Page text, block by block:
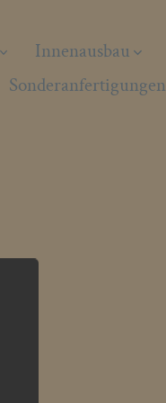
Innenausbau
Sonderanfertigungen